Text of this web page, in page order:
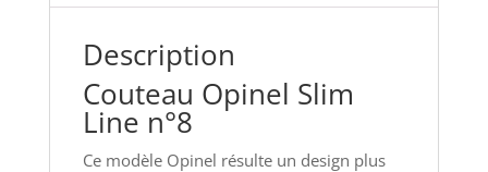
Description
Couteau Opinel Slim
Line n°8
Ce modèle Opinel résulte un design plus